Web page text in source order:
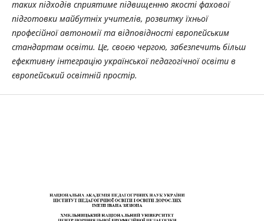
таких підходів сприятиме підвищенню якості фахової
підготовки майбутніх учителів, розвитку їхньої
професійноїавтономії та відповідності європейським
стандартам освіти. Це, своєю чергою, забезпечить більш
ефективну інтеграцію української педагогічної освіти в
європейський освітній простір.